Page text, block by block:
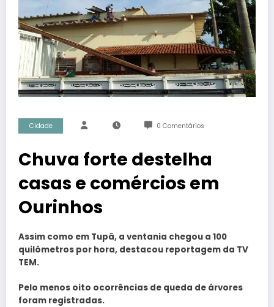
Cidade 0 Comentários
Chuva forte destelha
casas e comércios em
Ourinhos
Assim como em Tupã, a ventania chegou a 100
quilômetros por hora, destacou reportagem da TV
TEM.
Pelo menos oito ocorrências de queda de árvores
foram registradas.